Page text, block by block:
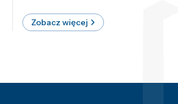
Zobacz więcej